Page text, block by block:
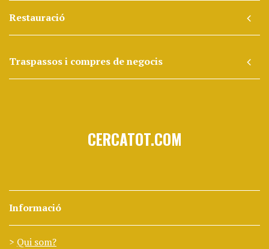
Restauració
Traspassos i compres de negocis
CERCATOT.COM
Informació
Qui som?